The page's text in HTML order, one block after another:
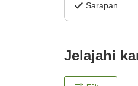
Sarapan
Jelajahi